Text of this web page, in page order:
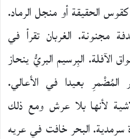
الحقيقة أو منجل الرماد.
مجنونة. الغربان تقرأ في
الآفلة. البِرسيم البريُّ ينحاز
المُضْمرِ بعيدا في الأعالي.
لأنها بلا عرش ومع ذلك
سرمدية. البحر خافت في عريه